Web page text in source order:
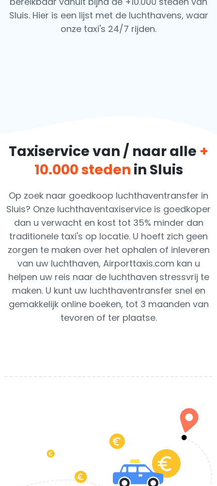
Sluis. Hier is een lijst met de luchthavens, waar
onze taxi's 24/7 rijden.
Taxiservice van / naar alle +
10.000 steden in Sluis
Op zoek naar goedkoop luchthaventransfer in
Sluis? Onze luchthaventaxiservice is goedkoper
dan u verwacht en kost tot 35% minder dan
traditionele taxi's op locatie. U hoeft zich geen
zorgen te maken over het ophalen of inleveren
van uw luchthaven, Airporttaxis.com kan u
helpen uw reis naar de luchthaven stressvrij te
maken. U kunt uw luchthaventransfer snel en
gemakkelijk online boeken, tot 3 maanden van
tevoren of ter plaatse.